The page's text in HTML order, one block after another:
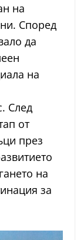
на
Според
да
на
След
от
през
на
за